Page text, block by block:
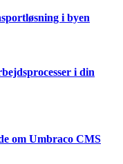
i byen
i din
om Umbraco CMS